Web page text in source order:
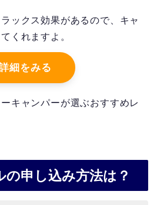
ックス効果があるので、キャ
くれますよ。
細をみる
キャンパーが選ぶおすすめレ
申し込み方法は？